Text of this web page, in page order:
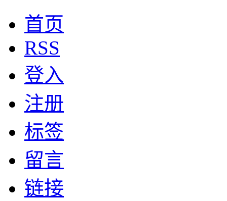
首页
RSS
登入
注册
标签
留言
链接